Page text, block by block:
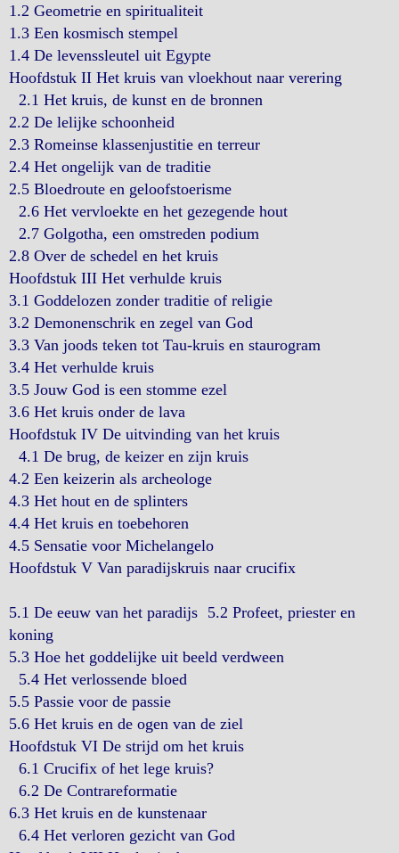
1.2 Geometrie en spiritualiteit
1.3 Een kosmisch stempel
1.4 De levenssleutel uit Egypte
Hoofdstuk II Het kruis van vloekhout naar verering
2.1 Het kruis, de kunst en de bronnen
2.2 De lelijke schoonheid
2.3 Romeinse klassenjustitie en terreur
2.4 Het ongelijk van de traditie
2.5 Bloedroute en geloofstoerisme
2.6 Het vervloekte en het gezegende hout
2.7 Golgotha, een omstreden podium
2.8 Over de schedel en het kruis
Hoofdstuk III Het verhulde kruis
3.1 Goddelozen zonder traditie of religie
3.2 Demonenschrik en zegel van God
3.3 Van joods teken tot Tau-kruis en staurogram
3.4 Het verhulde kruis
3.5 Jouw God is een stomme ezel
3.6 Het kruis onder de lava
Hoofdstuk IV De uitvinding van het kruis
4.1 De brug, de keizer en zijn kruis
4.2 Een keizerin als archeologe
4.3 Het hout en de splinters
4.4 Het kruis en toebehoren
4.5 Sensatie voor Michelangelo
Hoofdstuk V Van paradijskruis naar crucifix
5.1 De eeuw van het paradijs 5.2 Profeet, priester en
koning
5.3 Hoe het goddelijke uit beeld verdween
5.4 Het verlossende bloed
5.5 Passie voor de passie
5.6 Het kruis en de ogen van de ziel
Hoofdstuk VI De strijd om het kruis
6.1 Crucifix of het lege kruis?
6.2 De Contrareformatie
6.3 Het kruis en de kunstenaar
6.4 Het verloren gezicht van God